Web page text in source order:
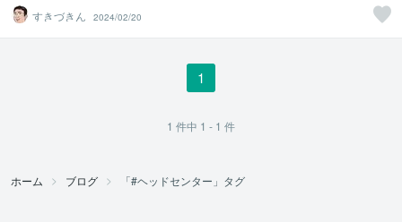
すきづきん
2024/02/20
1
1 件中 1 - 1 件
ホーム ブログ 「#ヘッドセンター」タグ